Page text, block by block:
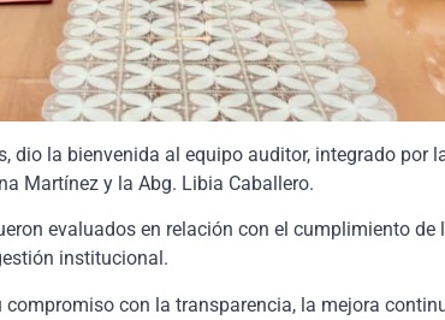
dio la bienvenida al equipo auditor, integrado por
Martínez y la Abg. Libia Caballero.
evaluados en relación con el cumplimiento de
institucional.
compromiso con la transparencia, la mejora